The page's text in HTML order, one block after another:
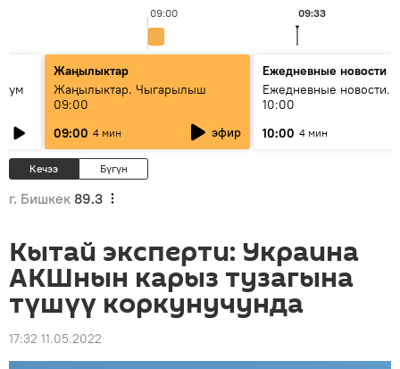
09:00 09:33
Жаңылыктар
Жаңылыктар. Чыгарылыш
09:00
09:00 4 мин эфир
Ежедневные новости
Ежедневные новости.
10:00
10:00 4 мин
Кечээ Бүгүн
г. Бишкек 89.3
Кытай эксперти: Украина
АКШнын карыз тузагына
түшүү коркунучунда
17:32 11.05.2022